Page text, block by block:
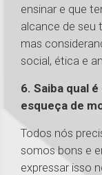
ensinar e que
alcance de seu
mas
social, ética e
6. Saiba qual
esqueça de
Todos nós
somos bons e
expressar isso